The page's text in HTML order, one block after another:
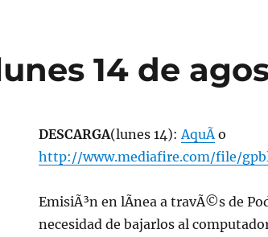
14 de
DESCARGA(lunes 14):AquÃ­o
http://www.mediafire.com/file/
EmisiÃ³n en lÃ­nea a travÃ©s de
necesidad de bajarlos al